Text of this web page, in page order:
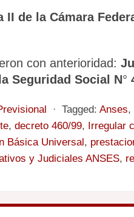
II de la Cámara
con anterioridad:
Seguridad Social N°
⋅ Tagged: Anses,
, decreto 460/99, Irregular
Básica Universal,
y Judiciales ANSES,